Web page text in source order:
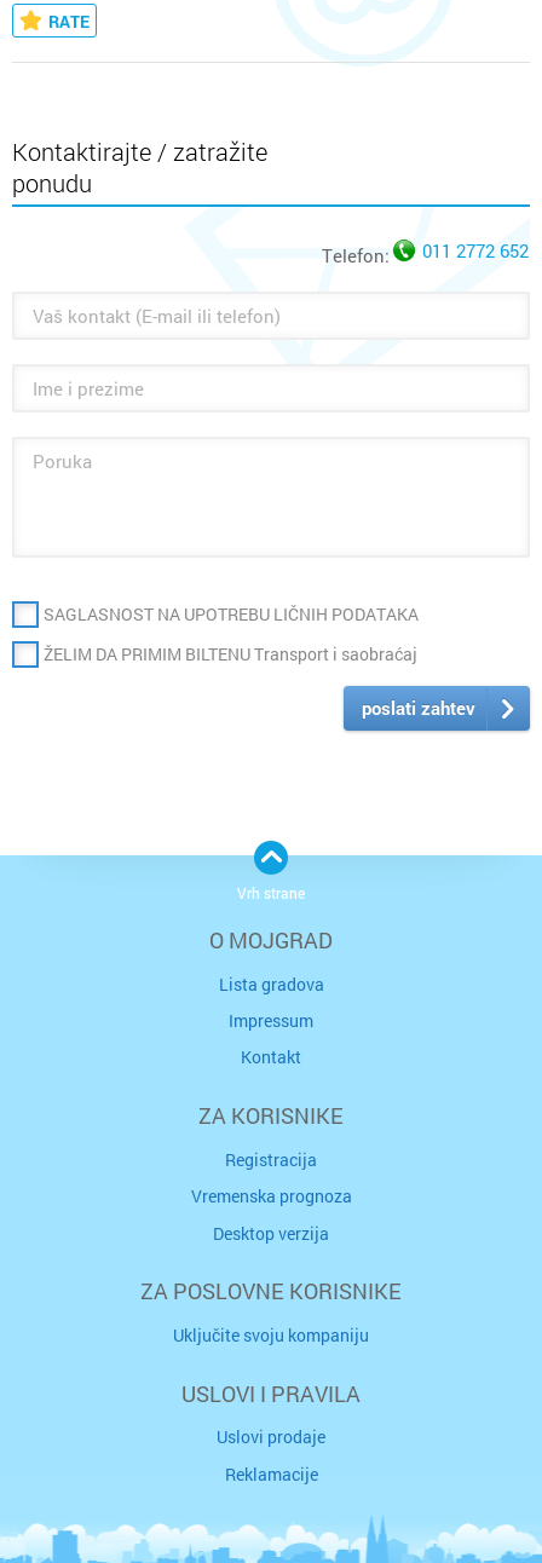
RATE
Kontaktirajte / zatražite
ponudu
Telefon: 011 2772 652
SAGLASNOST NA UPOTREBU LIČNIH PODATAKA
ŽELIM DA PRIMIM BILTENU Transport i saobraćaj
poslati zahtev
O MOJGRAD
Lista gradova
Impressum
Kontakt
ZA KORISNIKE
Registracija
Vremenska prognoza
Desktop verzija
ZA POSLOVNE KORISNIKE
Uključite svoju kompaniju
USLOVI I PRAVILA
Uslovi prodaje
Reklamacije
Vrh strane